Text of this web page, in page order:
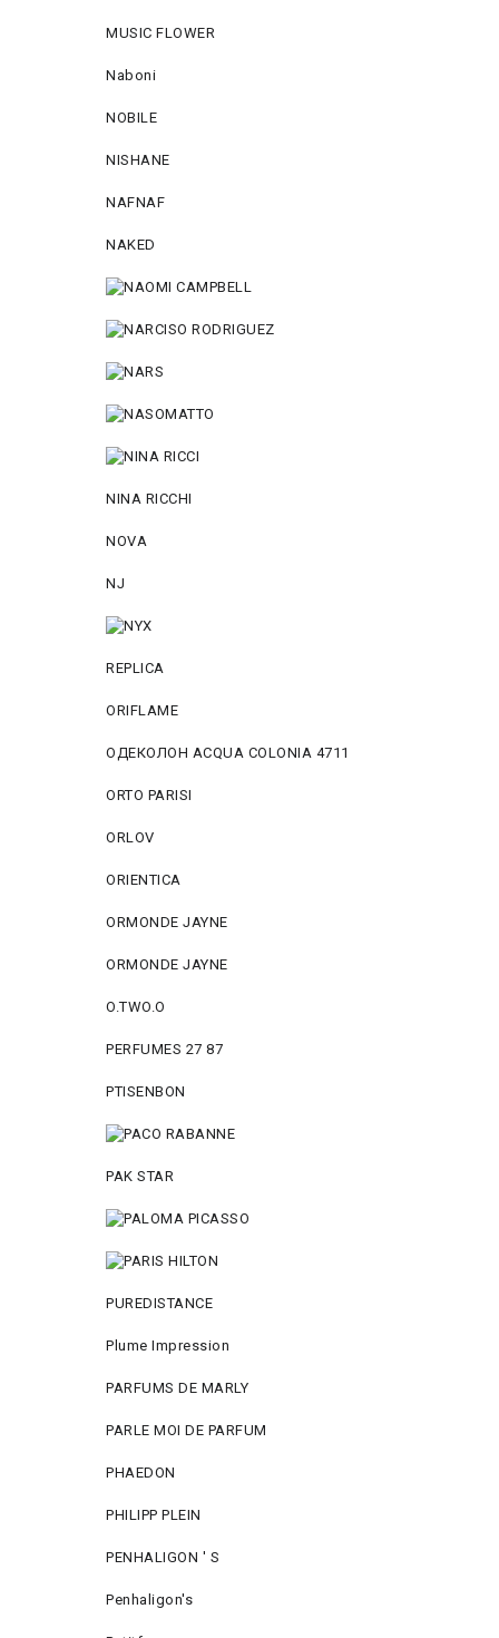
MUSIC FLOWER
Naboni
NOBILE
NISHANE
NAFNAF
NAKED
NINA RICCHI
NOVA
NJ
REPLICA
ORIFLAME
ОДЕКОЛОН ACQUA COLONIA 4711
ORTO PARISI
ORLOV
ORIENTICA
ORMONDE JAYNE
ORMONDE JAYNE
O.TWO.O
PERFUMES 27 87
PTISENBON
PAK STAR
PUREDISTANCE
Plume Impression
PARFUMS DE MARLY
PARLE MOI DE PARFUM
PHAEDON
PHILIPP PLEIN
PENHALIGON ' S
Penhaligon's